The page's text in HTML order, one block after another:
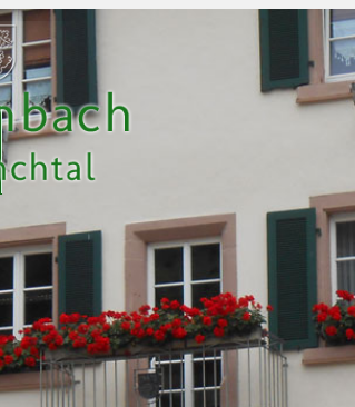
zum Navigationsbereich